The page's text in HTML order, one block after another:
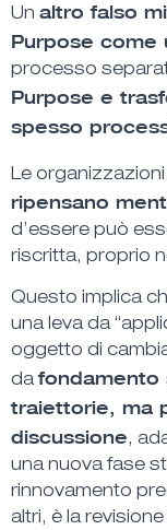
Un altro falso
Purpose come
processo
Purpose e
spesso
Le
ripensano
d’essere può
riscritta, proprio
Questo implica
una leva da
oggetto di
dafondamento
traiettorie, ma
discussione,
una nuova fase
rinnovamento
altri, è la